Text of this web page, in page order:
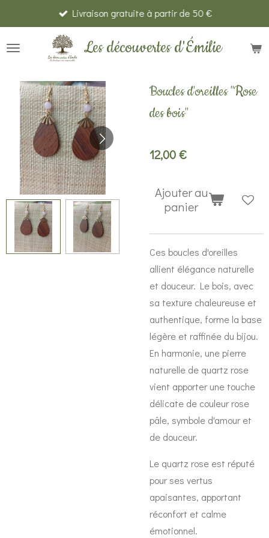
au
contenu
Les découvertes d'Émilie
Livraison gratuite à partir de 50 €
Boucles d'oreilles "Rose
des bois"
12,00 €
Ajouter au
panier
Ces boucles d'oreilles
allient élégance naturelle
et douceur. Le bois, avec
sa texture chaleureuse et
authentique, forme la base
légère et raffinée du bijou.
En harmonie, une pierre
naturelle de quartz rose
vient apporter une touche
délicate de couleur rose
pâle, symbole d'amour et
de douceur.
Le quartz rose est réputé
pour ses vertus
apaisantes, apportant
réconfort et calme
émotionnel.